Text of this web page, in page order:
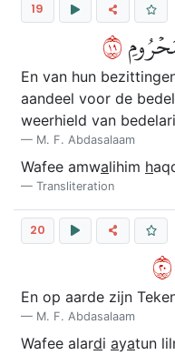
19
٩١
En van hun
aandeel voor de
weerhield van
M. F. Abdasalaam
Wafee amwalihim h
Transliteration
20
٠٢
En op aarde zijn
M. F. Abdasalaam
Wafee alardi ayatun